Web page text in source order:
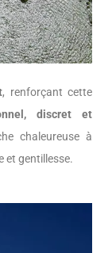
, renforçant cette
discret et
chaleureuse à
et gentillesse.